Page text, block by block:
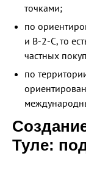
точками;
по
и B-2-С, то
частных
по
Туле: